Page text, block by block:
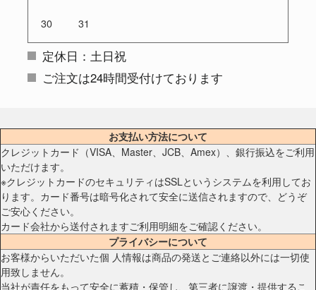
30 31
定休日：土日祝
ご注文は24時間受付けております
お支払い方法について
クレジットカード（VISA、Master、JCB、Amex）、銀行振込をご利用
いただけます。
※クレジットカードのセキュリティはSSLというシステムを利用してお
ります。カード番号は暗号化されて安全に送信されますので、どうぞ
ご安心ください。
カード会社から送付されますご利用明細をご確認ください。
プライバシーについて
お客様からいただいた個 人情報は商品の発送とご連絡以外には一切使
用致しません。
当社が責任をもって安全に蓄積・保管し、第三者に譲渡・提供するこ